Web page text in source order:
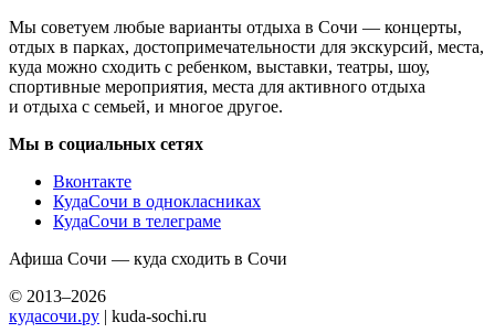
Мы советуем любые варианты отдыха в Сочи — концерты,
отдых в парках, достопримечательности для экскурсий, места,
куда можно сходить с ребенком, выставки, театры, шоу,
спортивные мероприятия, места для активного отдыха
и отдыха с семьей, и многое другое.
Мы в социальных сетях
Вконтакте
КудаСочи в однокласниках
КудаСочи в телеграме
Афиша Сочи — куда сходить в Сочи
© 2013–2026
кудасочи.ру | kuda-sochi.ru